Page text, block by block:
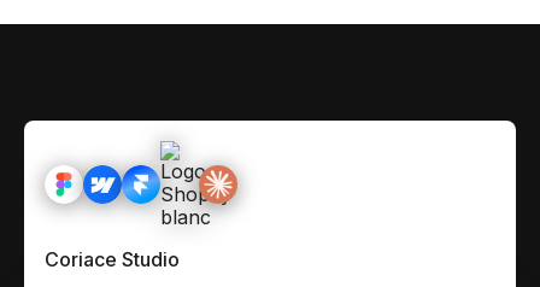
Coriace Studio